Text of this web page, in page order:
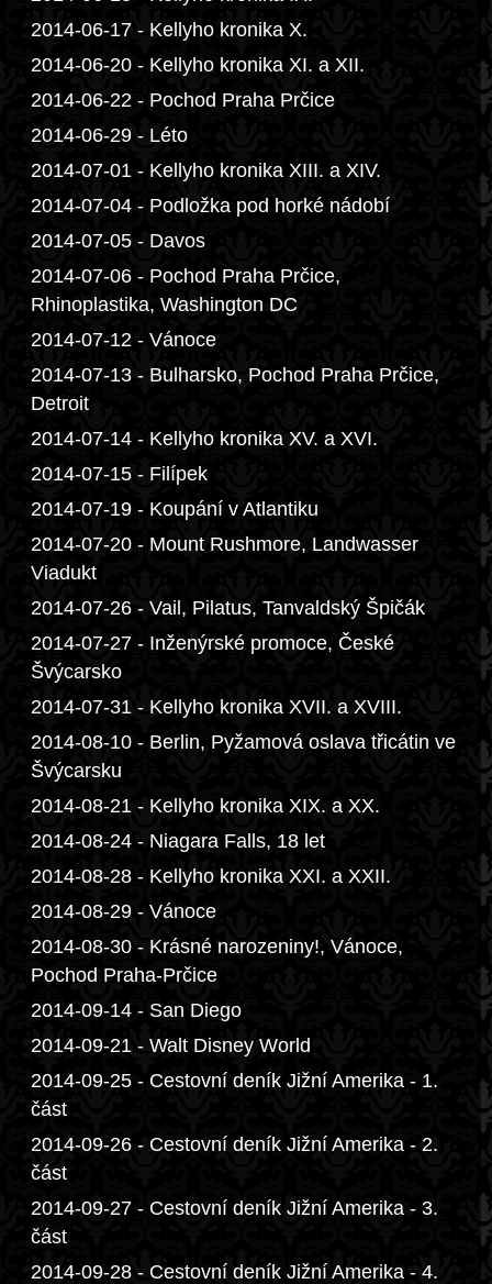
2014-06-17 - Kellyho kronika X.
2014-06-20 - Kellyho kronika XI. a XII.
2014-06-22 - Pochod Praha Prčice
2014-06-29 - Léto
2014-07-01 - Kellyho kronika XIII. a XIV.
2014-07-04 - Podložka pod horké nádobí
2014-07-05 - Davos
2014-07-06 - Pochod Praha Prčice,
Rhinoplastika, Washington DC
2014-07-12 - Vánoce
2014-07-13 - Bulharsko, Pochod Praha Prčice,
Detroit
2014-07-14 - Kellyho kronika XV. a XVI.
2014-07-15 - Filípek
2014-07-19 - Koupání v Atlantiku
2014-07-20 - Mount Rushmore, Landwasser
Viadukt
2014-07-26 - Vail, Pilatus, Tanvaldský Špičák
2014-07-27 - Inženýrské promoce, České
Švýcarsko
2014-07-31 - Kellyho kronika XVII. a XVIII.
2014-08-10 - Berlin, Pyžamová oslava třicátin ve
Švýcarsku
2014-08-21 - Kellyho kronika XIX. a XX.
2014-08-24 - Niagara Falls, 18 let
2014-08-28 - Kellyho kronika XXI. a XXII.
2014-08-29 - Vánoce
2014-08-30 - Krásné narozeniny!, Vánoce,
Pochod Praha-Prčice
2014-09-14 - San Diego
2014-09-21 - Walt Disney World
2014-09-25 - Cestovní deník Jižní Amerika - 1.
část
2014-09-26 - Cestovní deník Jižní Amerika - 2.
část
2014-09-27 - Cestovní deník Jižní Amerika - 3.
část
2014-09-28 - Cestovní deník Jižní Amerika - 4.